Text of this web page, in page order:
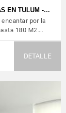
EN TULUM -…
por la
180 M2.…
DETALLE